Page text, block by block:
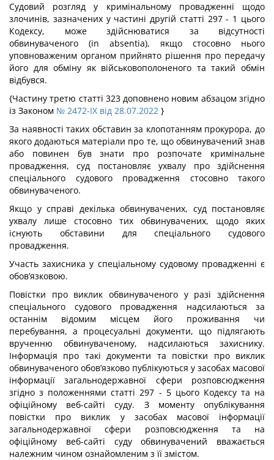
Судовий розгляд у кримінальному провадженні щодо
злочинів, зазначених у частині другій статті 297 - 1 цього
Кодексу, може здійснюватися за відсутності
обвинуваченого (in absentia), якщо стосовно нього
уповноваженим органом прийнято рішення про передачу
його для обміну як військовополоненого та такий обмін
відбувся.
{Частину третю статті 323 доповнено новим абзацом згідно
із Законом № 2472-IX від 28.07.2022 }
За наявності таких обставин за клопотанням прокурора, до
якого додаються матеріали про те, що обвинувачений знав
або повинен був знати про розпочате кримінальне
провадження, суд постановляє ухвалу про здійснення
спеціального судового провадження стосовно такого
обвинуваченого.
Якщо у справі декілька обвинувачених, суд постановляє
ухвалу лише стосовно тих обвинувачених, щодо яких
існують обставини для спеціального судового
провадження.
Участь захисника у спеціальному судовому провадженні є
обов’язковою.
Повістки про виклик обвинуваченого у разі здійснення
спеціального судового провадження надсилаються за
останнім відомим місцем його проживання чи
перебування, а процесуальні документи, що підлягають
врученню обвинуваченому, надсилаються захиснику.
Інформація про такі документи та повістки про виклик
обвинуваченого обов’язково публікуються у засобах масової
інформації загальнодержавної сфери розповсюдження
згідно з положеннями статті 297 - 5 цього Кодексу та на
офіційному веб-сайті суду. З моменту опублікування
повістки про виклик у засобах масової інформації
загальнодержавної сфери розповсюдження та на
офіційному веб-сайті суду обвинувачений вважається
належним чином ознайомленим з її змістом.